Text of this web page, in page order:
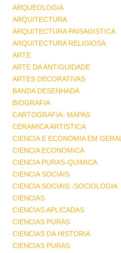
ARQUEOLOGIA
ARQUITECTURA
ARQUITECTURA PAISAGISTICA
ARQUITECTURA RELIGIOSA
ARTE
ARTE DA ANTIGUIDADE
ARTES DECORATIVAS
BANDA DESENHADA
BIOGRAFIA
CARTOGRAFIA- MAPAS
CERAMICA ARTISTICA
CIENCIA E ECONOMIA EM GERAL
CIENCIA ECONOMICA
CIENCIA PURAS-QUIMICA
CIENCIA SOCIAIS
CIENCIA SOCIAIS -SOCIOLOGIA
CIENCIAS
CIENCIAS APLICADAS
CIENCIAS PURAS
CIENCIAS DA HISTORIA
CIENCIAS PURAS